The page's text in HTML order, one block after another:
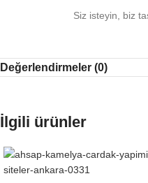
Siz isteyin, biz
Değerlendirmeler (0)
İlgili ürünler